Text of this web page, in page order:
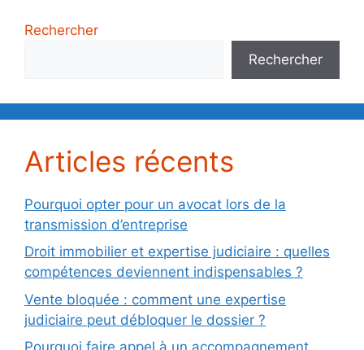
Rechercher
Rechercher
Articles récents
Pourquoi opter pour un avocat lors de la
transmission d’entreprise
Droit immobilier et expertise judiciaire : quelles
compétences deviennent indispensables ?
Vente bloquée : comment une expertise
judiciaire peut débloquer le dossier ?